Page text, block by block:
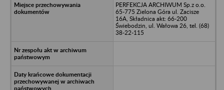
PERFEKCJA ARCHIWUM Sp.z o.o.
65-775 Zielona Góra ul. Zacisze
16A, Składnica akt: 66-200
Świebodzin, ul. Wałowa 26, tel. (68)
38-22-115